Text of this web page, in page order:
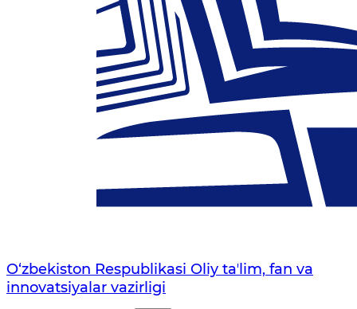
O‘zbekiston Respublikasi Oliy taʼlim, fan va
innovatsiyalar vazirligi